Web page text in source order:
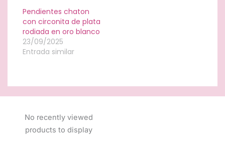
Pendientes chaton
con circonita de plata
rodiada en oro blanco
23/09/2025
Entrada similar
No recently viewed
products to display